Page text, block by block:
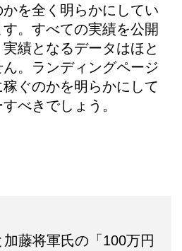
を全く明らかにしてい
。すべての実績を公開
績となるデータはほと
。ランディングページ
ぐのかを明らかにして
べきでしょう。
藤将軍氏の「100万円